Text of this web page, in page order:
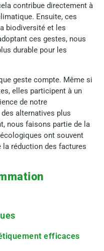
contribue directement à
Ensuite, ces
biodiversité et les
ces gestes, nous
durable pour les
geste compte. Même si
elles participent à un
de notre
alternatives plus
nous faisons partie de la
ont souvent
la réduction des factures
efficaces